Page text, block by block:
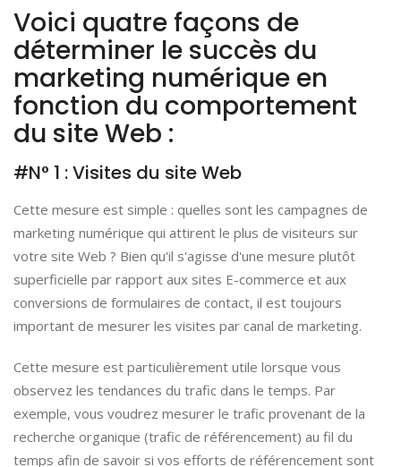
Voici quatre façons de
déterminer le succès du
marketing numérique en
fonction du comportement
du site Web :
#N° 1 : Visites du site Web
Cette mesure est simple : quelles sont les campagnes de
marketing numérique qui attirent le plus de visiteurs sur
votre site Web ? Bien qu'il s'agisse d'une mesure plutôt
superficielle par rapport aux sites E-commerce et aux
conversions de formulaires de contact, il est toujours
important de mesurer les visites par canal de marketing.
Cette mesure est particulièrement utile lorsque vous
observez les tendances du trafic dans le temps. Par
exemple, vous voudrez mesurer le trafic provenant de la
recherche organique (trafic de référencement) au fil du
temps afin de savoir si vos efforts de référencement sont